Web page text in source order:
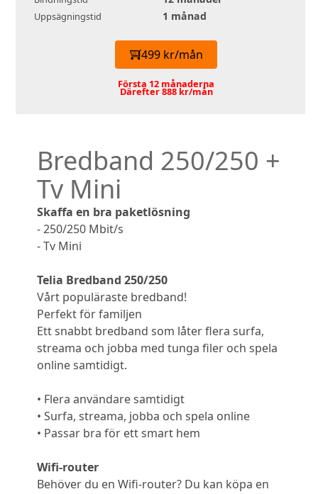
Uppsägningstid 1 månad
499 kr/mån
Första 12 månaderna
Därefter 888 kr/mån
Bredband 250/250 +
Tv Mini
Skaffa en bra paketlösning
- 250/250 Mbit/s
- Tv Mini
Telia Bredband 250/250
Vårt populäraste bredband!
Perfekt för familjen
Ett snabbt bredband som låter flera surfa,
streama och jobba med tunga filer och spela
online samtidigt.
• Flera användare samtidigt
• Surfa, streama, jobba och spela online
• Passar bra för ett smart hem
Wifi-router
Behöver du en Wifi-router? Du kan köpa en